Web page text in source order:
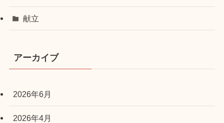
献立
アーカイブ
2026年6月
2026年4月